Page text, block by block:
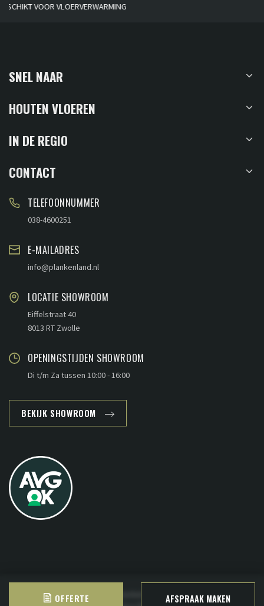
OFFERTE AFSPRAAK MAKEN
HUISGEMAAKT
SNEL NAAR
HOUTEN VLOEREN
IN DE REGIO
CONTACT
TELEFOONNUMMER
038-4600251
E-MAILADRES
info@plankenland.nl
LOCATIE SHOWROOM
Eiffelstraat 40
8013 RT Zwolle
OPENINGSTIJDEN SHOWROOM
Di t/m Za tussen 10:00 - 16:00
BEKIJK SHOWROOM
Copyright © 2026 - www.plankenland.nl ·Sitemap·Privacy